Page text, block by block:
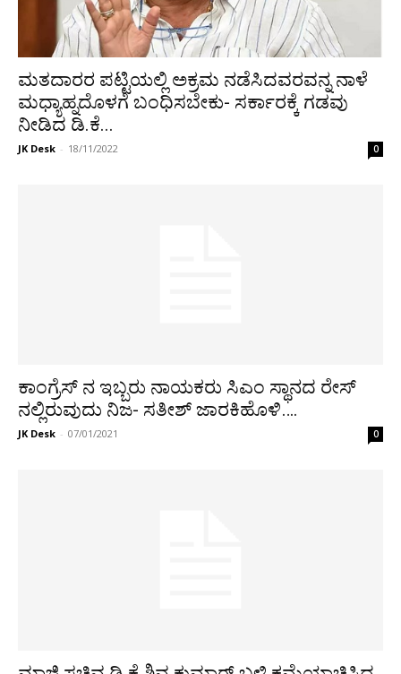
ಮತದಾರರ ಪಟ್ಟಿಯಲ್ಲಿ ಅಕ್ರಮ ನಡೆಸಿದವರವನ್ನ ನಾಳೆ
ಮಧ್ಯಾಹ್ನದೊಳಗೆ ಬಂಧಿಸಬೇಕು- ಸರ್ಕಾರಕ್ಕೆ ಗಡವು
ನೀಡಿದ ಡಿ.ಕೆ...
JK Desk - 18/11/2022 0
ಕಾಂಗ್ರೆಸ್ ನ ಇಬ್ಬರು ನಾಯಕರು ಸಿಎಂ ಸ್ಥಾನದ ರೇಸ್
ನಲ್ಲಿರುವುದು ನಿಜ- ಸತೀಶ್ ಜಾರಕಿಹೊಳಿ….
JK Desk - 07/01/2021 0